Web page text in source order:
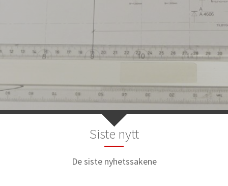
Siste nytt
De siste nyhetssakene